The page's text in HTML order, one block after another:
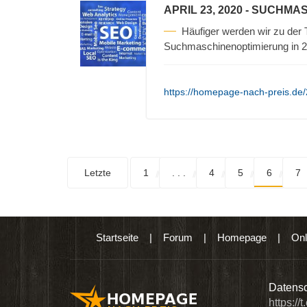
APRIL 23, 2020 -
Häufiger werden wir zu der
Suchmaschinenoptimierung in
https://homepage-nach-
Letzte 1 4 5 6 7
Startseite| Forum | Homepage|
Produkten wie Ebooks & DVDs.…
https://